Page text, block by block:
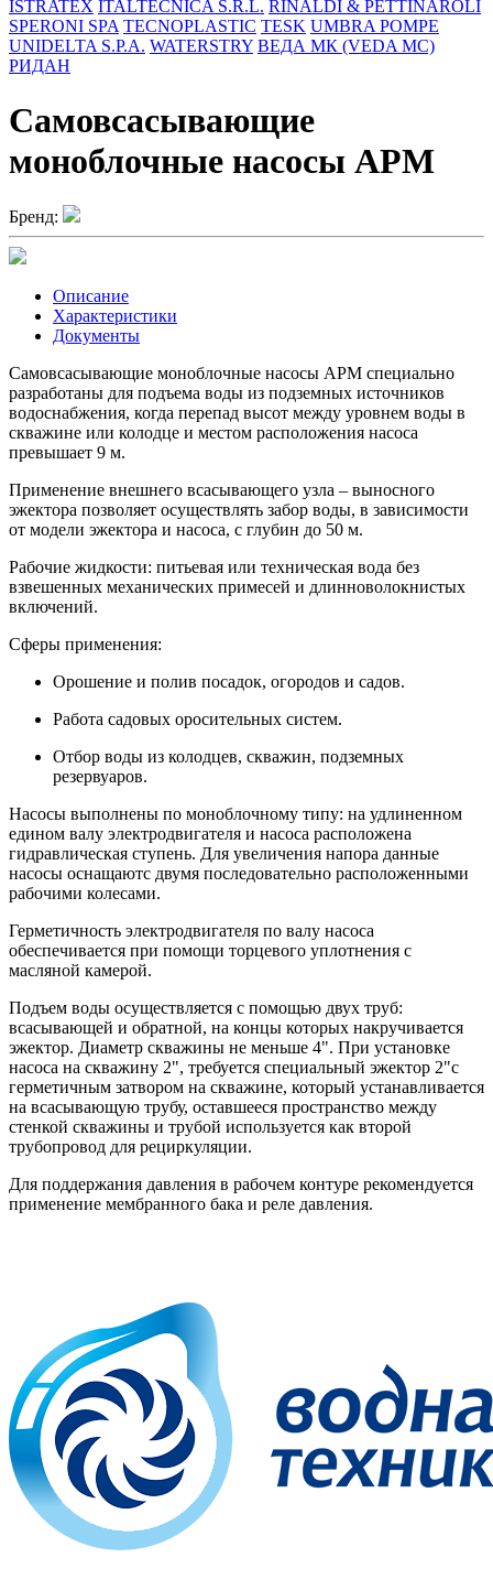
ISTRATEX ITALTECNICA S.R.L. RINALDI & PETTINAROLI
SPERONI SPA TECNOPLASTIC TESK UMBRA POMPE
UNIDELTA S.P.A. WATERSTRY ВЕДА МК (VEDA MC)
РИДАН
Самовсасывающие
моноблочные насосы APM
Бренд:
Описание
Характеристики
Документы
Самовсасывающие моноблочные насосы APM специально
разработаны для подъема воды из подземных источников
водоснабжения, когда перепад высот между уровнем воды в
скважине или колодце и местом расположения насоса
превышает 9 м.
Применение внешнего всасывающего узла – выносного
эжектора позволяет осуществлять забор воды, в зависимости
от модели эжектора и насоса, с глубин до 50 м.
Рабочие жидкости: питьевая или техническая вода без
взвешенных механических примесей и длинноволокнистых
включений.
Сферы применения:
Орошение и полив посадок, огородов и садов.
Работа садовых оросительных систем.
Отбор воды из колодцев, скважин, подземных
резервуаров.
Насосы выполнены по моноблочному типу: на удлиненном
едином валу электродвигателя и насоса расположена
гидравлическая ступень. Для увеличения напора данные
насосы оснащаютс двумя последовательно расположенными
рабочими колесами.
Герметичность электродвигателя по валу насоса
обеспечивается при помощи торцевого уплотнения с
масляной камерой.
Подъем воды осуществляется с помощью двух труб:
всасывающей и обратной, на концы которых накручивается
эжектор. Диаметр скважины не меньше 4". При установке
насоса на скважину 2", требуется специальный эжектор 2"с
герметичным затвором на скважине, который устанавливается
на всасывающую трубу, оставшееся пространство между
стенкой скважины и трубой используется как второй
трубопровод для рециркуляции.
Для поддержания давления в рабочем контуре рекомендуется
применение мембранного бака и реле давления.